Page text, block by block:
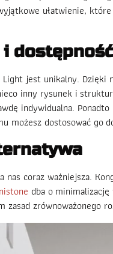
ułatwienie,
dostępność
jest unikalny. Dzięki
inny rysunek i
indywidualna.
możesz dostosować go
nas coraz ważniejsza.
dba o
zasad zrównoważonego